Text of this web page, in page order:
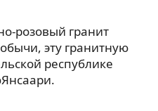
розовый гранит
эту гранитную
республике